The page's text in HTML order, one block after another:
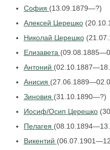
София (13.09.1879—?)
Алексей Церешко
Николай Церешко
Елизавета
Антоний
Анисия
Зиновия (31.10.1890—?)
Иосиф/Осип Церешко
Пелагея
Викентий